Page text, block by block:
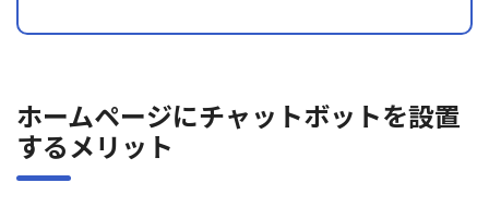
ホームページにチャットボットを設置
するメリット